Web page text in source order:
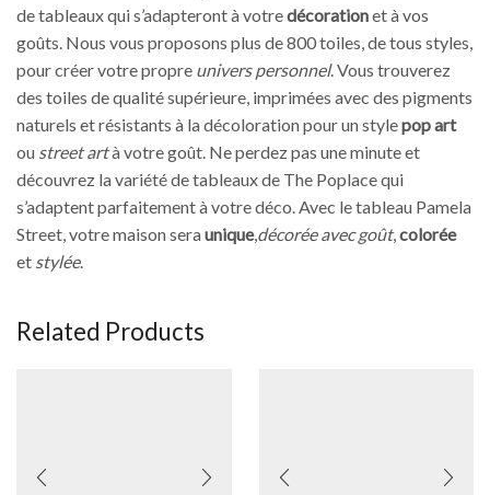
de tableaux qui s’adapteront à votredécorationet à vos
goûts. Nous vous proposons plus de 800 toiles, de tous styles,
pour créer votre propre univers personnel. Vous trouverez
des toiles de qualité supérieure, imprimées avec des pigments
naturels et résistants à la décoloration pour un stylepop art
ou street artà votre goût. Ne perdez pas une minute et
découvrez la variété de tableaux de The Poplace qui
s’adaptent parfaitement à votre déco. Avec le tableau Pamela
Street, votre maison seraunique,décorée avec goût,colorée
et stylée.
Related Products